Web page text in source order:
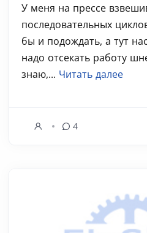
У меня на прессе
последовательных
бы и подождать, а тут
надо отсекать работу
знаю,... Читать далее
4